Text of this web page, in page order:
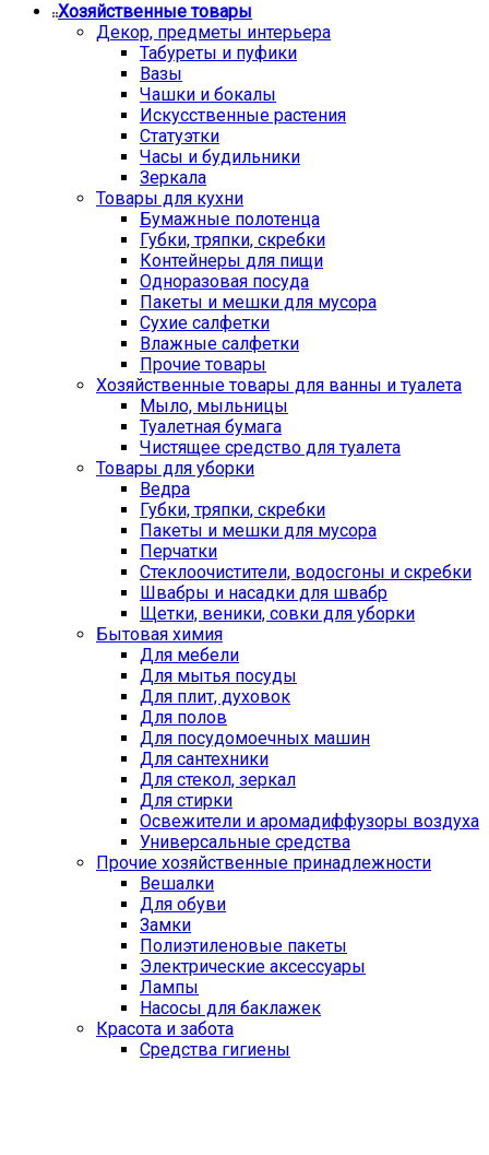
Хозяйственные товары
Декор, предметы интерьера
Табуреты и пуфики
Вазы
Чашки и бокалы
Искусственные растения
Статуэтки
Часы и будильники
Зеркала
Товары для кухни
Бумажные полотенца
Губки, тряпки, скребки
Контейнеры для пищи
Одноразовая посуда
Пакеты и мешки для мусора
Сухие салфетки
Влажные салфетки
Прочие товары
Хозяйственные товары для ванны и туалета
Мыло, мыльницы
Туалетная бумага
Чистящее средство для туалета
Товары для уборки
Ведра
Губки, тряпки, скребки
Пакеты и мешки для мусора
Перчатки
Стеклоочистители, водосгоны и скребки
Швабры и насадки для швабр
Щетки, веники, совки для уборки
Бытовая химия
Для мебели
Для мытья посуды
Для плит, духовок
Для полов
Для посудомоечных машин
Для сантехники
Для стекол, зеркал
Для стирки
Освежители и аромадиффузоры воздуха
Универсальные средства
Прочие хозяйственные принадлежности
Вешалки
Для обуви
Замки
Полиэтиленовые пакеты
Электрические аксессуары
Лампы
Насосы для баклажек
Красота и забота
Средства гигиены